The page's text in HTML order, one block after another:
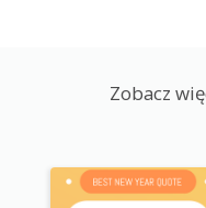
Zobacz